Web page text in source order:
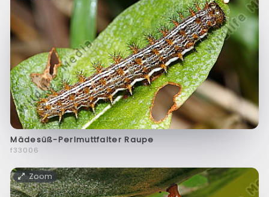
Mädesüß-Perlmuttfalter Raupe
f33006
Zoom